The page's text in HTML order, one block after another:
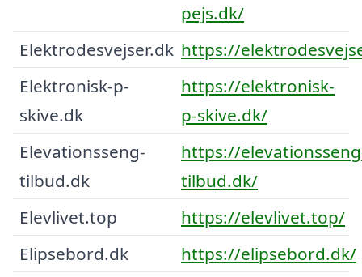
pejs.dk/
Elektrodesvejser.dk https://
Elektronisk-p-
skive.dk
https://elektronisk-
p-skive.dk/
Elevationsseng-
tilbud.dk
https://
tilbud.dk/
Elevlivet.top
https://elevlivet.top/
Elipsebord.dk
https://elipsebord.dk/